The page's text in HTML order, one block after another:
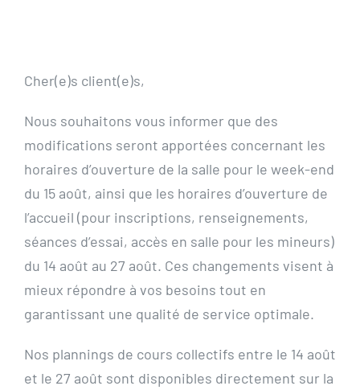
Cher(e)s client(e)s,
Nous souhaitons vous informer que des
modifications seront apportées concernant les
horaires d’ouverture de la salle pour le week-end
du 15 août, ainsi que les horaires d’ouverture de
l’accueil (pour inscriptions, renseignements,
séances d’essai, accès en salle pour les mineurs)
du 14 août au 27 août. Ces changements visent à
mieux répondre à vos besoins tout en
garantissant une qualité de service optimale.
Nos plannings de cours collectifs entre le 14 août
et le 27 août sont disponibles directement sur la